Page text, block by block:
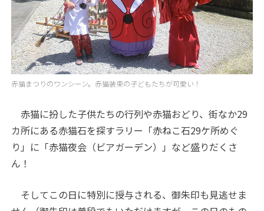
赤猫まつりのワンシーン。赤猫装束の子どもたちが可愛い！
赤猫に扮した子供たちの行列や赤猫おどり、街なか29
カ所にある赤猫石を探すラリー「赤ねこ石29ケ所めぐ
り」に「赤猫夜会（ビアガーデン）」など盛りだくさ
ん！
そしてこの日に特別に授与される、御朱印も見逃せま